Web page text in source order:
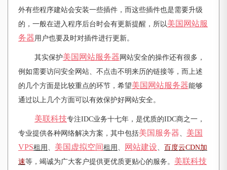
外有些程序建站会安装一些插件，而这些插件也是需要升级
的，一般在进入程序后台时会有更新提醒，所以 美国网站服
务器 用户也要及时对插件进行更新。
其实保护美国网站服务器网站安全的操作还有很多，
例如需要访问安全网站、不点击不明来历的链接等，而上述
的几个方面是比较重点的环节，希望美国网站服务器能够
通过以上几个方面可以有效保护好网站安全。
美联科技专注IDC业务十七年，是优质的IDC商之一，
专业提供各种网络解决方案，其中包括美国服务器
美国
VPS租用 美国虚拟空间租用 网站建设
百度云CDN加
速等，竭诚为广大客户提供更优质更贴心的服务。 美联科技